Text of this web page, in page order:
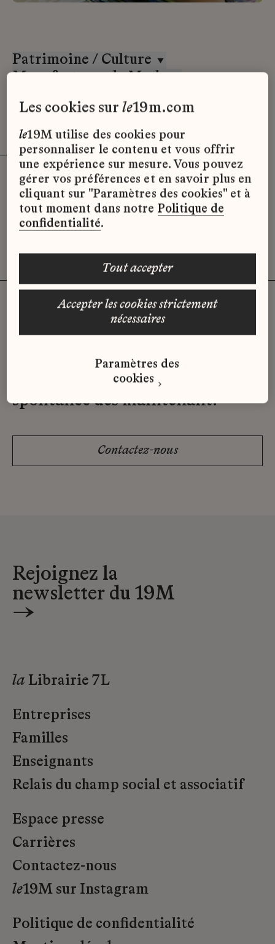
Patrimoine / Culture
Manufactures de Mode
Désolé, il semble qu’il n’y ait pas
d’offres d’emploi disponibles pour le
moment.
Vous n'avez pas trouvé d'offre
qui correspond à votre profil ?
Envoyez-nous votre candidature
spontanée dès maintenant.
Contactez-nous
Rejoignez la
newsletter du 19M
→
la Librairie 7L
Entreprises
Familles
Enseignants
Relais du champ social et associatif
Espace presse
Carrières
Contactez-nous
le19M sur Instagram
Politique de confidentialité
les cookies surle19m.com
le19M utilise des cookies pour
personnaliser le contenu et vous offrir
une expérience sur mesure. Vous pouvez
gérer vos préférences et en savoir plus en
cliquant sur "Paramètres des cookies" et à
tout moment dans notre Politique de
confidentialité.
accepter les cookies strictement
nécessaires
tout accepter
Paramètres des
cookies